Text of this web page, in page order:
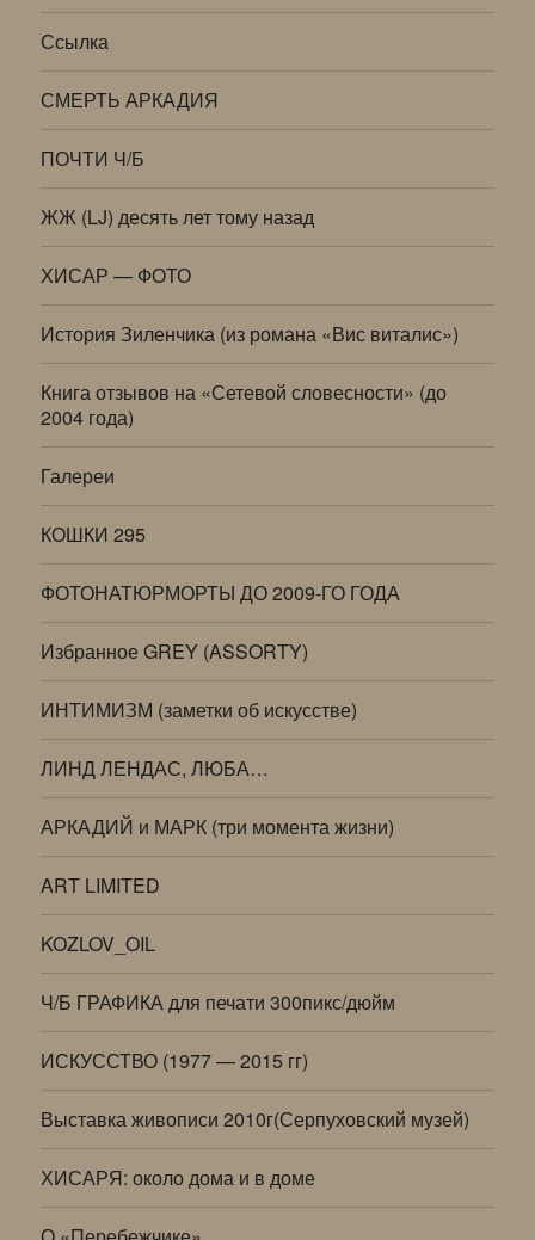
Ссылка
СМЕРТЬ АРКАДИЯ
ПОЧТИ Ч/Б
ЖЖ (LJ) десять лет тому назад
ХИСАР — ФОТО
История Зиленчика (из романа «Вис виталис»)
Книга отзывов на «Сетевой словесности» (до
2004 года)
Галереи
КОШКИ 295
ФОТОНАТЮРМОРТЫ ДО 2009-ГО ГОДА
Избранное GREY (ASSORTY)
ИНТИМИЗМ (заметки об искусстве)
ЛИНД ЛЕНДАС, ЛЮБА…
АРКАДИЙ и МАРК (три момента жизни)
ART LIMITED
KOZLOV_OIL
Ч/Б ГРАФИКА для печати 300пикс/дюйм
ИСКУССТВО (1977 — 2015 гг)
Выставка живописи 2010г(Серпуховский музей)
ХИСАРЯ: около дома и в доме